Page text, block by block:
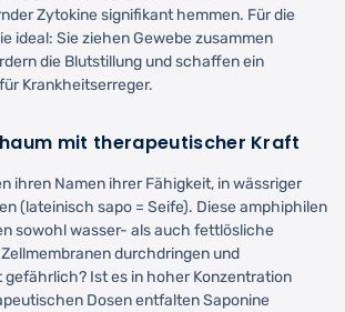
Zytokine signifikant hemmen. Für die
ideal: Sie ziehen Gewebe zusammen
die Blutstillung und schaffen ein
Krankheitserreger.
mit therapeutischer Kraft
ihren Namen ihrer Fähigkeit, in wässriger
(lateinisch sapo = Seife). Diese amphiphilen
sowohl wasser- als auch fettlösliche
durchdringen und
gefährlich? Ist es in hoher Konzentration
Dosen entfalten Saponine